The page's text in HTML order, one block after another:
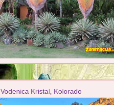
Vodenica Kristal, Kolorado